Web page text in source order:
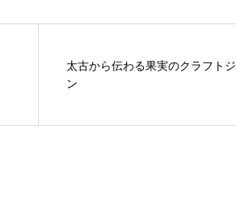
太古から伝わる果実のクラフトジ
ン